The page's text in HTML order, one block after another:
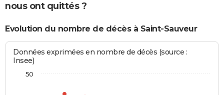
nous ont quittés ?
Evolution du nombre de décès à Saint-Sauveur
Données exprimées en nombre de décès (source :
Insee)
50